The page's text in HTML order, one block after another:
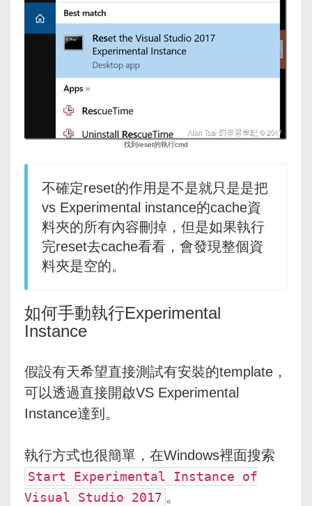
找到reset的執行cmd
不確定reset的作用是不是就只是是把
vs Experimental instance的cache資
料夾的所有內容刪掉，但是如果執行
完reset去cache看看，會發現整個資
料夾是空的。
如何手動執行Experimental
Instance
假設有天希望直接測試有安裝的template，
可以透過直接開啟VS Experimental
Instance達到。
執行方式也很簡單，在Windows裡面搜索
Start Experimental Instance of
Visual Studio 2017 。